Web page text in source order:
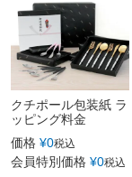
クチポール包装紙 ラ
ッピング料金
価格 ¥0税込
会員特別価格 ¥0税込